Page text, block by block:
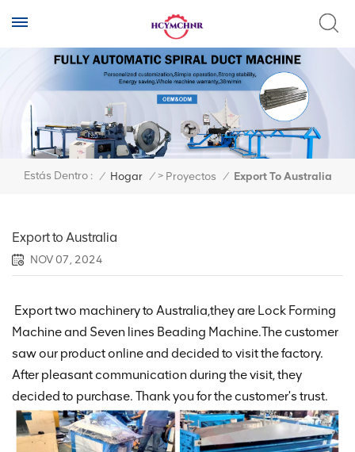
Estás Dentro : / Hogar / > Proyectos / Export To Australia
Export to Australia
NOV 07, 2024
Export two machinery to Australia,they are Lock Forming
Machine and Seven lines Beading Machine.The customer
saw our product online and decided to visit the factory.
After pleasant communication during the visit, they
decided to purchase. Thank you for the customer's trust.